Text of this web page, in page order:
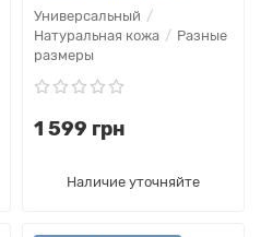
Универсальный
Натуральная кожа
Разные
размеры
1 599 грн
Наличие уточняйте